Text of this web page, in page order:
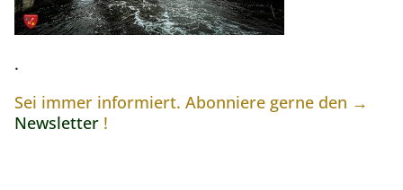
.
Sei immer informiert. Abonniere gerne den →
Newsletter !